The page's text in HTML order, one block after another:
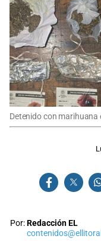
Detenido con marihuana
Por:Redacción EL